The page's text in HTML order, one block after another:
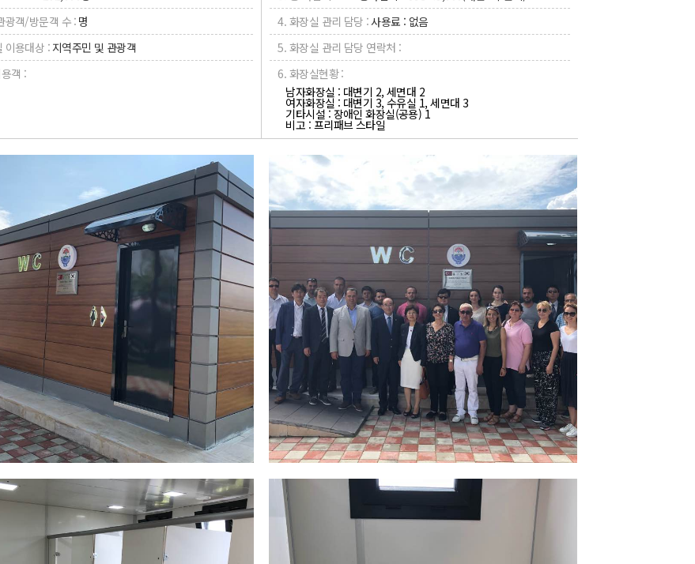
광객/방문객 수 : 명
이용대상 :지역주민 및 관광객
객 :
4. 화장실 관리 담당 :사용료 : 없음
5. 화장실 관리 담당 연락처 :
6. 화장실현황 :
남자화장실 : 대변기 2, 세면대 2
여자화장실 : 대변기 3, 수유실 1, 세면대 3
기타시설 : 장애인 화장실(공용) 1
비고 : 프리패브 스타일